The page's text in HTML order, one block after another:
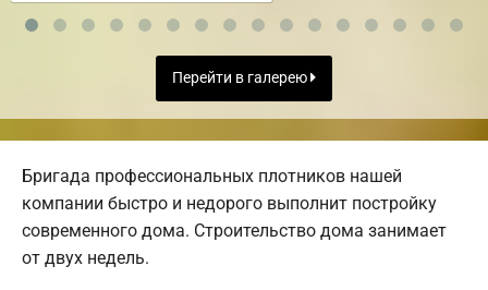
Перейти в галерею
Бригада профессиональных плотников нашей
компании быстро и недорого выполнит постройку
современного дома. Строительство дома занимает
от двух недель.